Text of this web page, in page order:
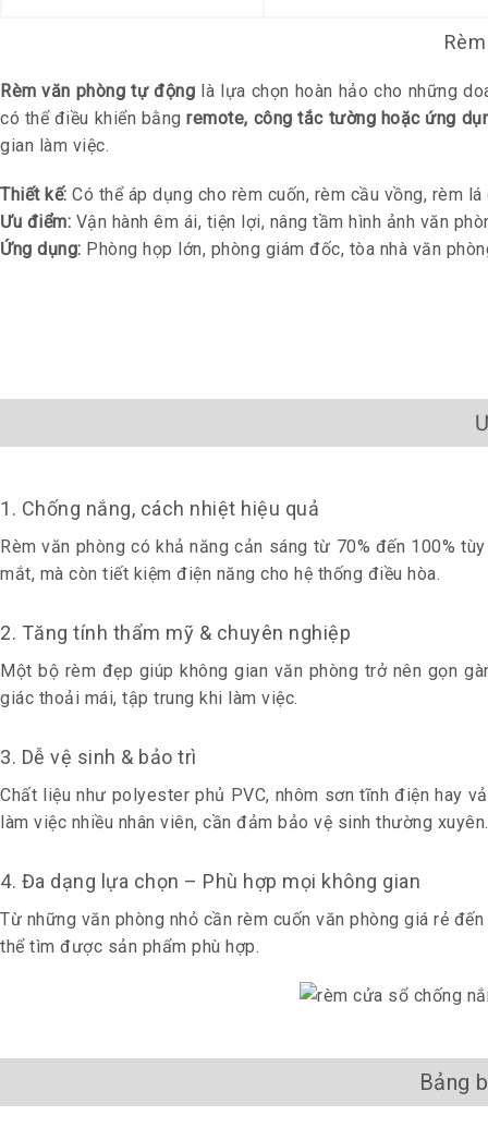
Rèm văn phòng tự động là lựa chọn hoàn hảo cho những
có thể điều khiển bằngremote, công tắc tường hoặc ứng
gian làm việc.
Thiết kế: Có thể áp dụng cho rèm cuốn, rèm cầu vồng, rèm
Ưu điểm: Vận hành êm ái, tiện lợi, nâng tầm hình ảnh văn
Ứng dụng: Phòng họp lớn, phòng giám đốc, tòa nhà văn
1. Chống nắng, cách nhiệt hiệu quả
Rèm văn phòng có khả năng cản sáng từ 70% đến 100%
mắt, mà còn tiết kiệm điện năng cho hệ thống điều hòa.
2. Tăng tính thẩm mỹ & chuyên nghiệp
Một bộ rèm đẹp giúp không gian văn phòng trở nên gọn
giác thoải mái, tập trung khi làm việc.
3. Dễ vệ sinh & bảo trì
Chất liệu như polyester phủ PVC, nhôm sơn tĩnh điện hay
làm việc nhiều nhân viên, cần đảm bảo vệ sinh thường xuyên.
4. Đa dạng lựa chọn – Phù hợp mọi không gian
Từ những văn phòng nhỏ cần rèm cuốn văn phòng giá rẻ
thể tìm được sản phẩm phù hợp.
Bảng